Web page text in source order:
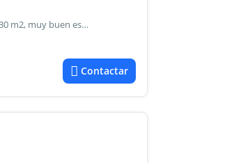
Excelente propiedad en 1 planta en subsuelo de 1000m2 mas local a la calle de 30 m2, muy buen estado, 1 baño, entran 60 autos, 41 cocheras fijas, ideal para trabajar por horas y estadias por su cercania con el hospital italiano, avenidas corrientes, medrano y diaz velez, rampa muy comoda, porton levadizo electrico con 45 controles remoto. Gran oportunidad dueño directo.
Contactar